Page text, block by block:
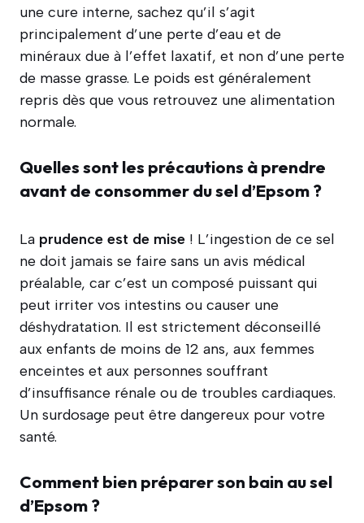
une cure interne, sachez qu’il s’agit
principalement d’une perte d’eau et de
minéraux due à l’effet laxatif, et non d’une perte
de masse grasse. Le poids est généralement
repris dès que vous retrouvez une alimentation
normale.
Quelles sont les précautions à prendre
avant de consommer du sel d’Epsom ?
La prudence est de mise ! L’ingestion de ce sel
ne doit jamais se faire sans un avis médical
préalable, car c’est un composé puissant qui
peut irriter vos intestins ou causer une
déshydratation. Il est strictement déconseillé
aux enfants de moins de 12 ans, aux femmes
enceintes et aux personnes souffrant
d’insuffisance rénale ou de troubles cardiaques.
Un surdosage peut être dangereux pour votre
santé.
Comment bien préparer son bain au sel
d’Epsom ?